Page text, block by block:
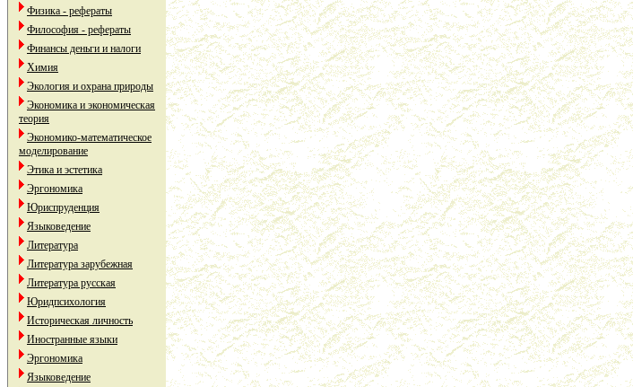
Физика - рефераты
Философия - рефераты
Финансы деньги и налоги
Химия
Экология и охрана природы
Экономика и экономическая
теория
Экономико-математическое
моделирование
Этика и эстетика
Эргономика
Юриспруденция
Языковедение
Литература
Литература зарубежная
Литература русская
Юридпсихология
Историческая личность
Иностранные языки
Эргономика
Языковедение